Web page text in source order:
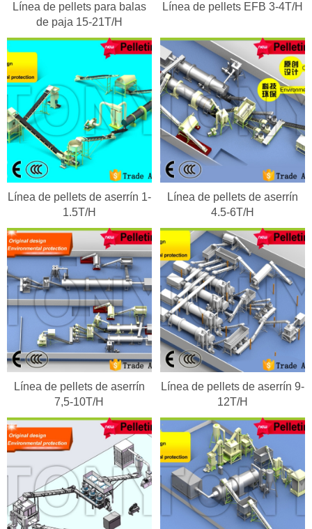
Línea de pellets para balas
de paja 15-21T/H
Línea de pellets EFB 3-4T/H
Línea de pellets de aserrín 1-
1.5T/H
Línea de pellets de aserrín
4.5-6T/H
Línea de pellets de aserrín
7,5-10T/H
Línea de pellets de aserrín 9-
12T/H